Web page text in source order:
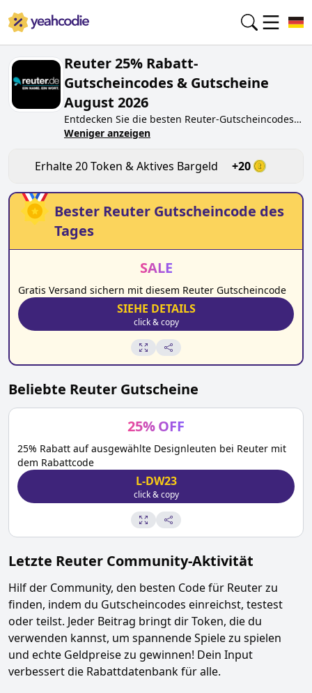
Reuter 25% Rabatt-
Gutscheincodes & Gutscheine
August 2026
Entdecken Sie die besten Reuter-Gutscheincodes
von heute fürAugust 2026
Token beireuter.de, indem Sie den Code testen.
Erhalten Sie Belohnungen, wenn Sie
Reuter
Gutscheincodes einreichen und anderen Käufern
Weniger anzeigen
Erhalte20Token & Aktives Bargeld +20
Bester Reuter Gutscheincode des
Tages
SALE
Gratis Versand sichern mit diesem Reuter Gutscheincode
SIEHE DETAILS
click & copy
Beliebte Reuter Gutscheine
25%OFF
25% Rabatt auf ausgewählte Designleuten bei Reuter mit
dem Rabattcode
L-DW23
click & copy
Letzte Reuter Community-Aktivität
Hilf der Community, den besten Code für Reuterzu
finden, indem du Gutscheincodes einreichst, testest
oder teilst. Jeder Beitrag bringt dir Token, die du
verwenden kannst, um spannende Spiele zu spielen
und echte Geldpreise zu gewinnen! Dein Input
verbessert die Rabattdatenbank für alle.